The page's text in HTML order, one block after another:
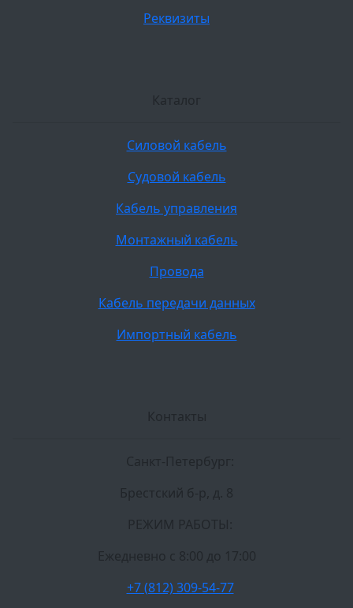
Реквизиты
Каталог
Силовой кабель
Судовой кабель
Кабель управления
Монтажный кабель
Провода
Кабель передачи данных
Импортный кабель
Контакты
Санкт-Петербург:
Брестский б-р, д. 8
РЕЖИМ РАБОТЫ:
Ежедневно c 8:00 до 17:00
+7 (812) 309-54-77